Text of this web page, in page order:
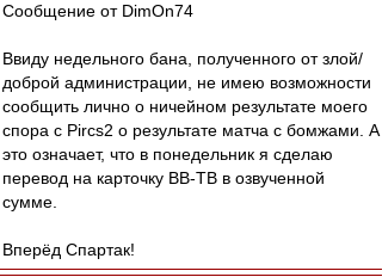
Сообщение от DimOn74
Ввиду недельного бана, полученного от злой/
доброй администрации, не имею возможности
сообщить лично о ничейном результате моего
спора с Pircs2 о результате матча с бомжами. А
это означает, что в понедельник я сделаю
перевод на карточку ВВ-ТВ в озвученной
сумме.
Вперёд Спартак!